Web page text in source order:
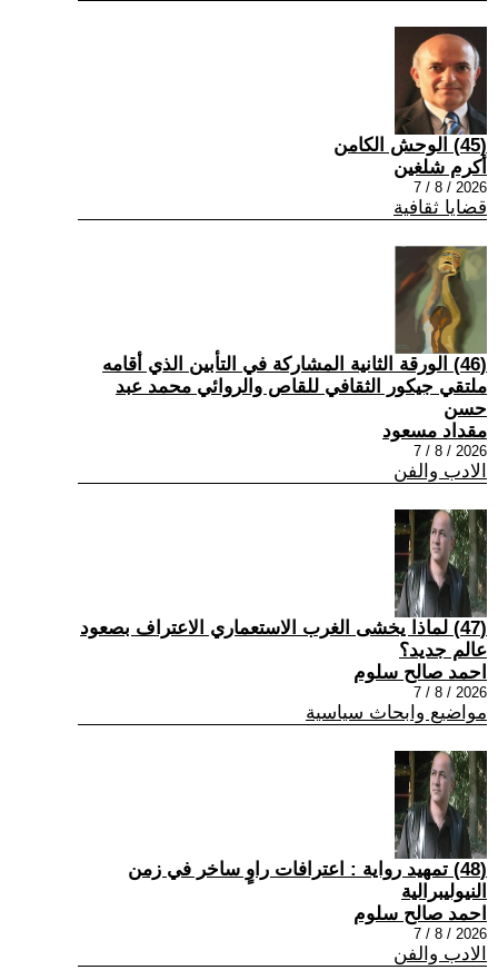
(45) الوحش الكامن
أكرم شلغين
2026 / 8 / 7
قضايا ثقافية
(46) الورقة الثانية المشاركة في التأبين الذي أقامه
ملتقي جيكور الثقافي للقاص والروائي محمد عبد
حسن
مقداد مسعود
2026 / 8 / 7
الادب والفن
(47) لماذا يخشى الغرب الاستعماري الاعتراف بصعود
عالم جديد؟
احمد صالح سلوم
2026 / 8 / 7
مواضيع وابحاث سياسية
(48) تمهيد رواية : اعترافات راوٍ ساخر في زمن
النيوليبرالية
احمد صالح سلوم
2026 / 8 / 7
الادب والفن